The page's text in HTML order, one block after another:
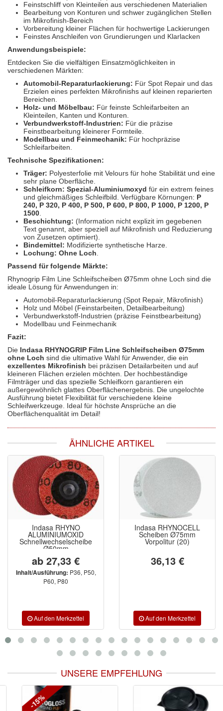
Feinstschliff von Kleinteilen aus verschiedenen Materialien
Bearbeitung von Konturen und schwer zugänglichen Stellen
im Mikrofinish-Bereich
Vorbereitung kleiner Flächen für hochwertige Lackierungen
Feinstes Anschleifen von Grundierungen und Klarlacken
Anwendungsbeispiele:
Entdecken Sie die vielfältigen Einsatzmöglichkeiten in
verschiedenen Märkten:
Automobil-Reparaturlackierung: Für Spot Repair und das
Erzielen eines perfekten Mikrofinishs auf kleinen reparierten
Bereichen.
Holz- und Möbelbau: Für feinste Schleifarbeiten an
Kleinteilen, Kanten und Konturen.
Verbundwerkstoff-Industrien: Für die präzise
Feinstbearbeitung kleinerer Formteile.
Modellbau und Feinmechanik: Für hochpräzise
Schleifarbeiten.
Technische Spezifikationen:
Träger: Polyesterfolie mit Velours für hohe Stabilität und eine
sehr plane Oberfläche.
Schleifkorn: Spezial-Aluminiumoxyd für ein extrem feines
und gleichmäßiges Schleifbild. Verfügbare Körnungen: P
240, P 320, P 400, P 500, P 600, P 800, P 1000, P 1200, P
1500
Beschichtung: (Information nicht explizit im gegebenen
Text genannt, aber speziell auf Mikrofinish und Reduzierung
von Zusetzen optimiert).
Bindemittel: Modifizierte synthetische Harze.
Lochung: Ohne Loch
Passend für folgende Märkte:
Rhynogrip Film Line Schleifscheiben Ø75mm ohne Loch sind die
ideale Lösung für Anwendungen in:
Automobil-Reparaturlackierung (Spot Repair, Mikrofinish)
Holz und Möbel (Feinstarbeiten, Detailbearbeitung)
Verbundwerkstoff-Industrien (präzise Feinstbearbeitung)
Modellbau und Feinmechanik
Fazit:
Die Indasa RHYNOGRIP Film Line Schleifscheiben Ø75mm
ohne Loch sind die ultimative Wahl für Anwender, die ein
exzellentes Mikrofinish bei präzisen Detailarbeiten und auf
kleineren Flächen erzielen möchten. Der hochbeständige
Filmträger und das spezielle Schleifkorn garantieren ein
außergewöhnlich glattes Oberflächenergebnis. Die ungelochte
Ausführung bietet Flexibilität für verschiedene kleine
Schleifwerkzeuge. Ideal für höchste Ansprüche an die
Oberflächenqualität im Detail!
ÄHNLICHE ARTIKEL
Indasa RHYNO
ALUMINIUMOXID
Schnellwechselscheibe
Ø50mm
ab 27,33 €
Inhalt/Ausführung: P36, P50,
P60, P80
Indasa RHYNOCELL
Scheiben Ø75mm
Vorpolitur (20)
36,13 €
UNSERE EMPFEHLUNG
-15%